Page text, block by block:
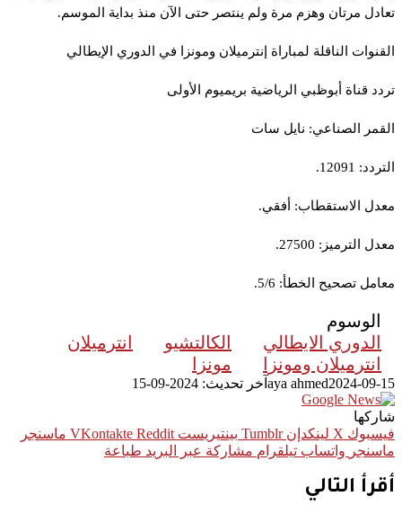
تعادل مرتان وهزم مرة ولم ينتصر حتى الآن منذ بداية الموسم.
القنوات الناقلة لمباراة إنترميلان ومونزا في الدوري الإيطالي
تردد قناة أبوظبي الرياضية بريميوم الأولى
القمر الصناعي: نايل سات
التردد: 12091.
معدل الاستقطاب: أفقي.
معدل الترميز: 27500.
معامل تصحيح الخطأ: 5/6.
الوسوم
الدوري الايطالي
الكالتشيو
انترميلان
انترميلان ومونزا
مونزا
aya ahmed2024-09-15 آخر تحديث: 2024-09-15
شاركها
فيسبوك ‫X لينكدإن بينتيريست
ماسنجر
ماسنجر واتساب تيلقرام مشاركة عبر البريد طباعة
أقرأ التالي